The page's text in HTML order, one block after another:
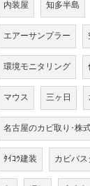
内装屋 知多半島
エアーサンプラー
環境モニタリング
マウス 三ヶ日
名古屋のカビ取り･株
ﾀｲｺｳ建装 カビバス